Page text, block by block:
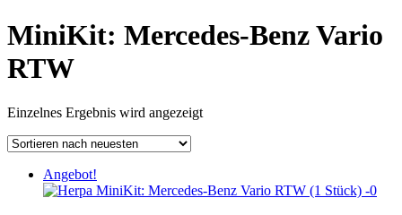
MiniKit: Mercedes-Benz Vario
RTW
Einzelnes Ergebnis wird angezeigt
Angebot!